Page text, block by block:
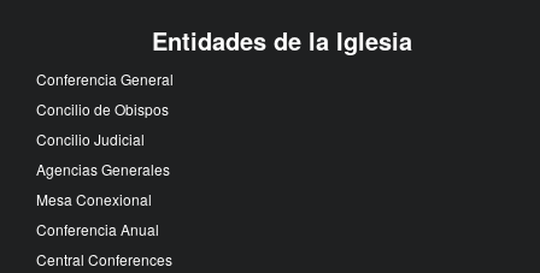
Entidades de la Iglesia
Conferencia General
Concilio de Obispos
Concilio Judicial
Agencias Generales
Mesa Conexional
Conferencia Anual
Central Conferences